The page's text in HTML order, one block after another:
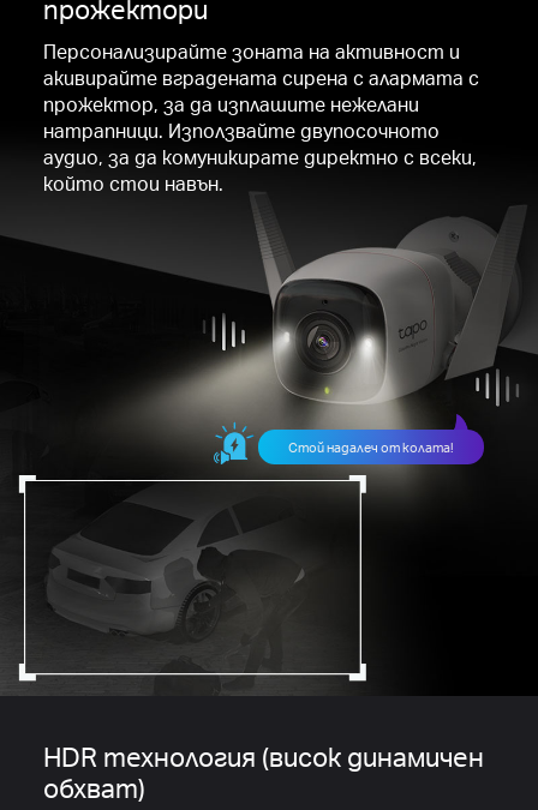
прожектори
Персонализирайте зоната на активност и
акивирайте вградената сирена с алармата с
прожектор, за да изплашите нежелани
натрапници. Използвайте двупосочното
аудио, за да комуникирате директно с всеки,
който стои навън.
Стой надалеч от колата!
HDR технология (висок динамичен
обхват)